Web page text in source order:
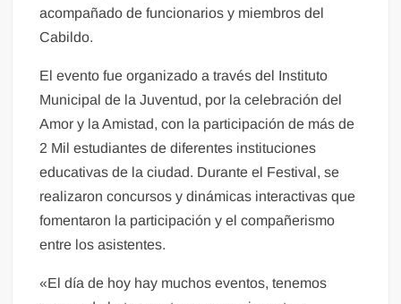
acompañado de funcionarios y miembros del
Cabildo.
El evento fue organizado a través del Instituto
Municipal de la Juventud, por la celebración del
Amor y la Amistad, con la participación de más de
2 Mil estudiantes de diferentes instituciones
educativas de la ciudad. Durante el Festival, se
realizaron concursos y dinámicas interactivas que
fomentaron la participación y el compañerismo
entre los asistentes.
«El día de hoy hay muchos eventos, tenemos